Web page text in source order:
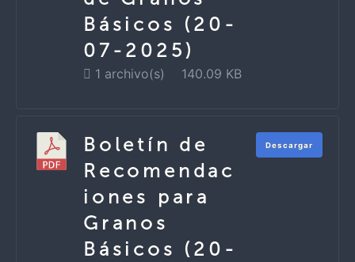
Básicos (20-
07-2025)
1 archivo(s) 140.09 KB
Boletín de
Recomendac
iones para
Granos
Básicos (20-
Descargar